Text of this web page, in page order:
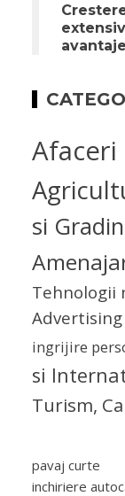
Afaceri
si
Tehnologii
ingrijire
si
Turism,
pavaj curte
inchiriere